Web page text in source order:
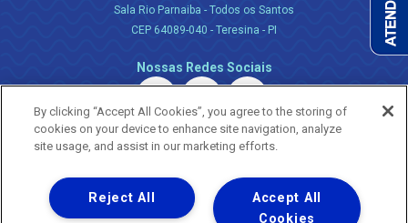
Sala Rio Parnaiba - Todos os Santos
CEP 64089-040 - Teresina - PI
Nossas Redes Sociais
Uma empresa
Copyright ® 2026 - Todos os Direitos Reservados.
By clicking “Accept All Cookies”, you agree to the storing of
cookies on your device to enhance site navigation, analyze
site usage, and assist in our marketing efforts.
Accept All
Cookies
Reject All